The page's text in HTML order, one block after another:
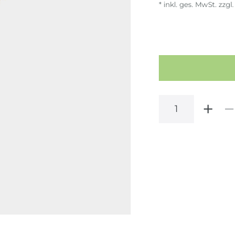
* inkl. ges. MwSt. zzgl.